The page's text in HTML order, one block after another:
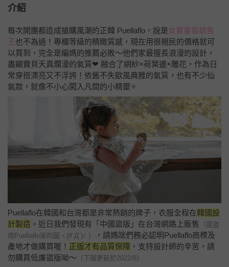
介紹
每次開團都造成搶購風潮的正韓 Puellaflo，說是女寶童裝銷售
王也不為過！專櫃等級的精緻質感，現在用很親民的價格就可
以買到，完全是編媽的推薦必敗～他們家最擅長浪漫的設計，
盡顯寶貝天真爛漫的氣質❤ 融合了網紗×荷葉邊×雕花，作為日
常穿搭漂亮又不浮誇！依舊不失歐風典雅的氣質，也有不少仙
氣款，就像不小心闖入凡間的小精靈✧
Puellaflo在韓國和台灣都是非常熱銷的牌子，衣服全程在韓國設
計製造 。近日我們發現有「中國盜版」在台灣網路上販售 （還盜
用Puellaflo家的圖ヽ(#`Д´)ﾉ ）
，請媽咪們務必認明Puellaflo商標及
產地才做購買喔！ 正版才有品質保障 ，支持設計師的辛苦，請
勿購買低廉盜版呦～ （下圖更新於2022/8）